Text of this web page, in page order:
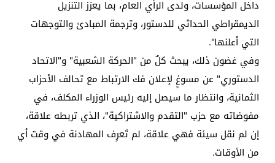
داخل المؤسسات، ولدى الرأي العام، بما يعزز التنزيل
الديمقراطي الحداثي للدستور، وترجمة المبادئ والتوجهات
التي أعلنها".
وفي غضون ذلك، يبحث كلٌ من "الحركة الشعبية" و"الاتحاد
الدستوري" عن مسوغٍ لإعلان فك الارتباط مع تحالف الأحزاب
الثمانية، وانتظار ما سيصل إليه رئيس الوزراء المكلف، في
مفوضاته مع حزب "التقدم والاشتراكية"، الذي تربطه علاقة،
إن لم نقل سيئة فهي علاقة، لم تَعرِف المهادنة في وقت أي
من الأوقات.